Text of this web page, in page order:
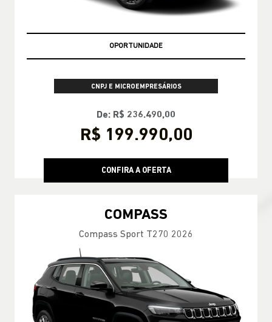
OPORTUNIDADE
CNPJ E MICROEMPRESÁRIOS
De: R$ 236.490,00
R$ 199.990,00
CONFIRA A OFERTA
COMPASS
Compass Sport T270 2026